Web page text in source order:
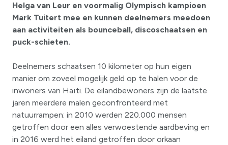
Helga van Leur en voormalig Olympisch kampioen
Mark Tuitert mee en kunnen deelnemers meedoen
aan activiteiten als bounceball, discoschaatsen en
puck-schieten.
Deelnemers schaatsen 10 kilometer op hun eigen
manier om zoveel mogelijk geld op te halen voor de
inwoners van Haïti. De eilandbewoners zijn de laatste
jaren meerdere malen geconfronteerd met
natuurrampen: in 2010 werden 220.000 mensen
getroffen door een alles verwoestende aardbeving en
in 2016 werd het eiland getroffen door orkaan